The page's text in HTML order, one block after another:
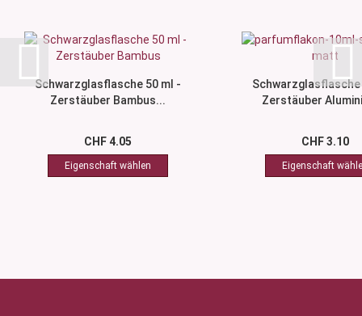
Schwarzglasflasche 50 ml -
Zerstäuber Bambus...
CHF 4.05
Schwarzglasflasche
Zerstäuber
CHF 3.10